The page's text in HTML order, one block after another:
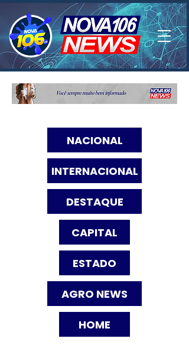
NACIONAL
INTERNACIONAL
DESTAQUE
CAPITAL
ESTADO
AGRO NEWS
HOME